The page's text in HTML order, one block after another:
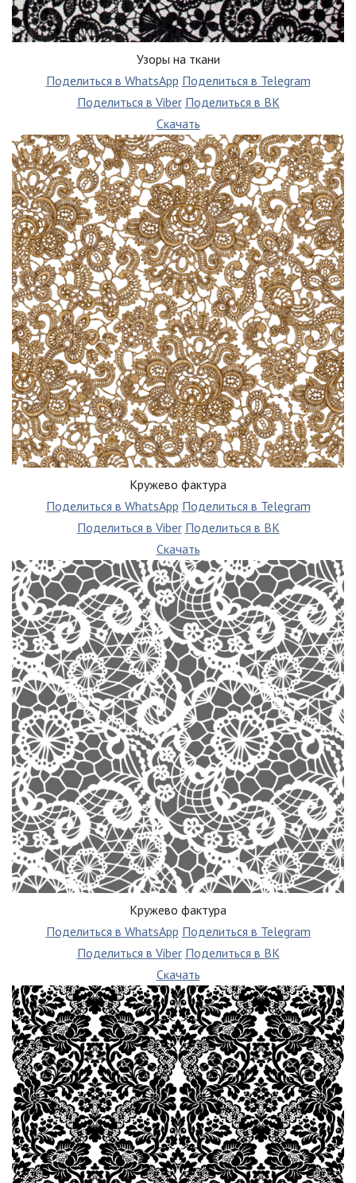
Узоры на ткани
Поделиться в WhatsApp Поделиться в Telegram
Поделиться в Viber Поделиться в ВК
Скачать
Кружево фактура
Поделиться в WhatsApp Поделиться в Telegram
Поделиться в Viber Поделиться в ВК
Скачать
Кружево фактура
Поделиться в WhatsApp Поделиться в Telegram
Поделиться в Viber Поделиться в ВК
Скачать